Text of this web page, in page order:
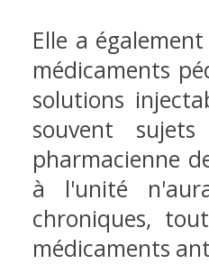
Elle a
médicaments
solutions
souvent
pharmacienne
à l'unité
chroniques,
médicaments